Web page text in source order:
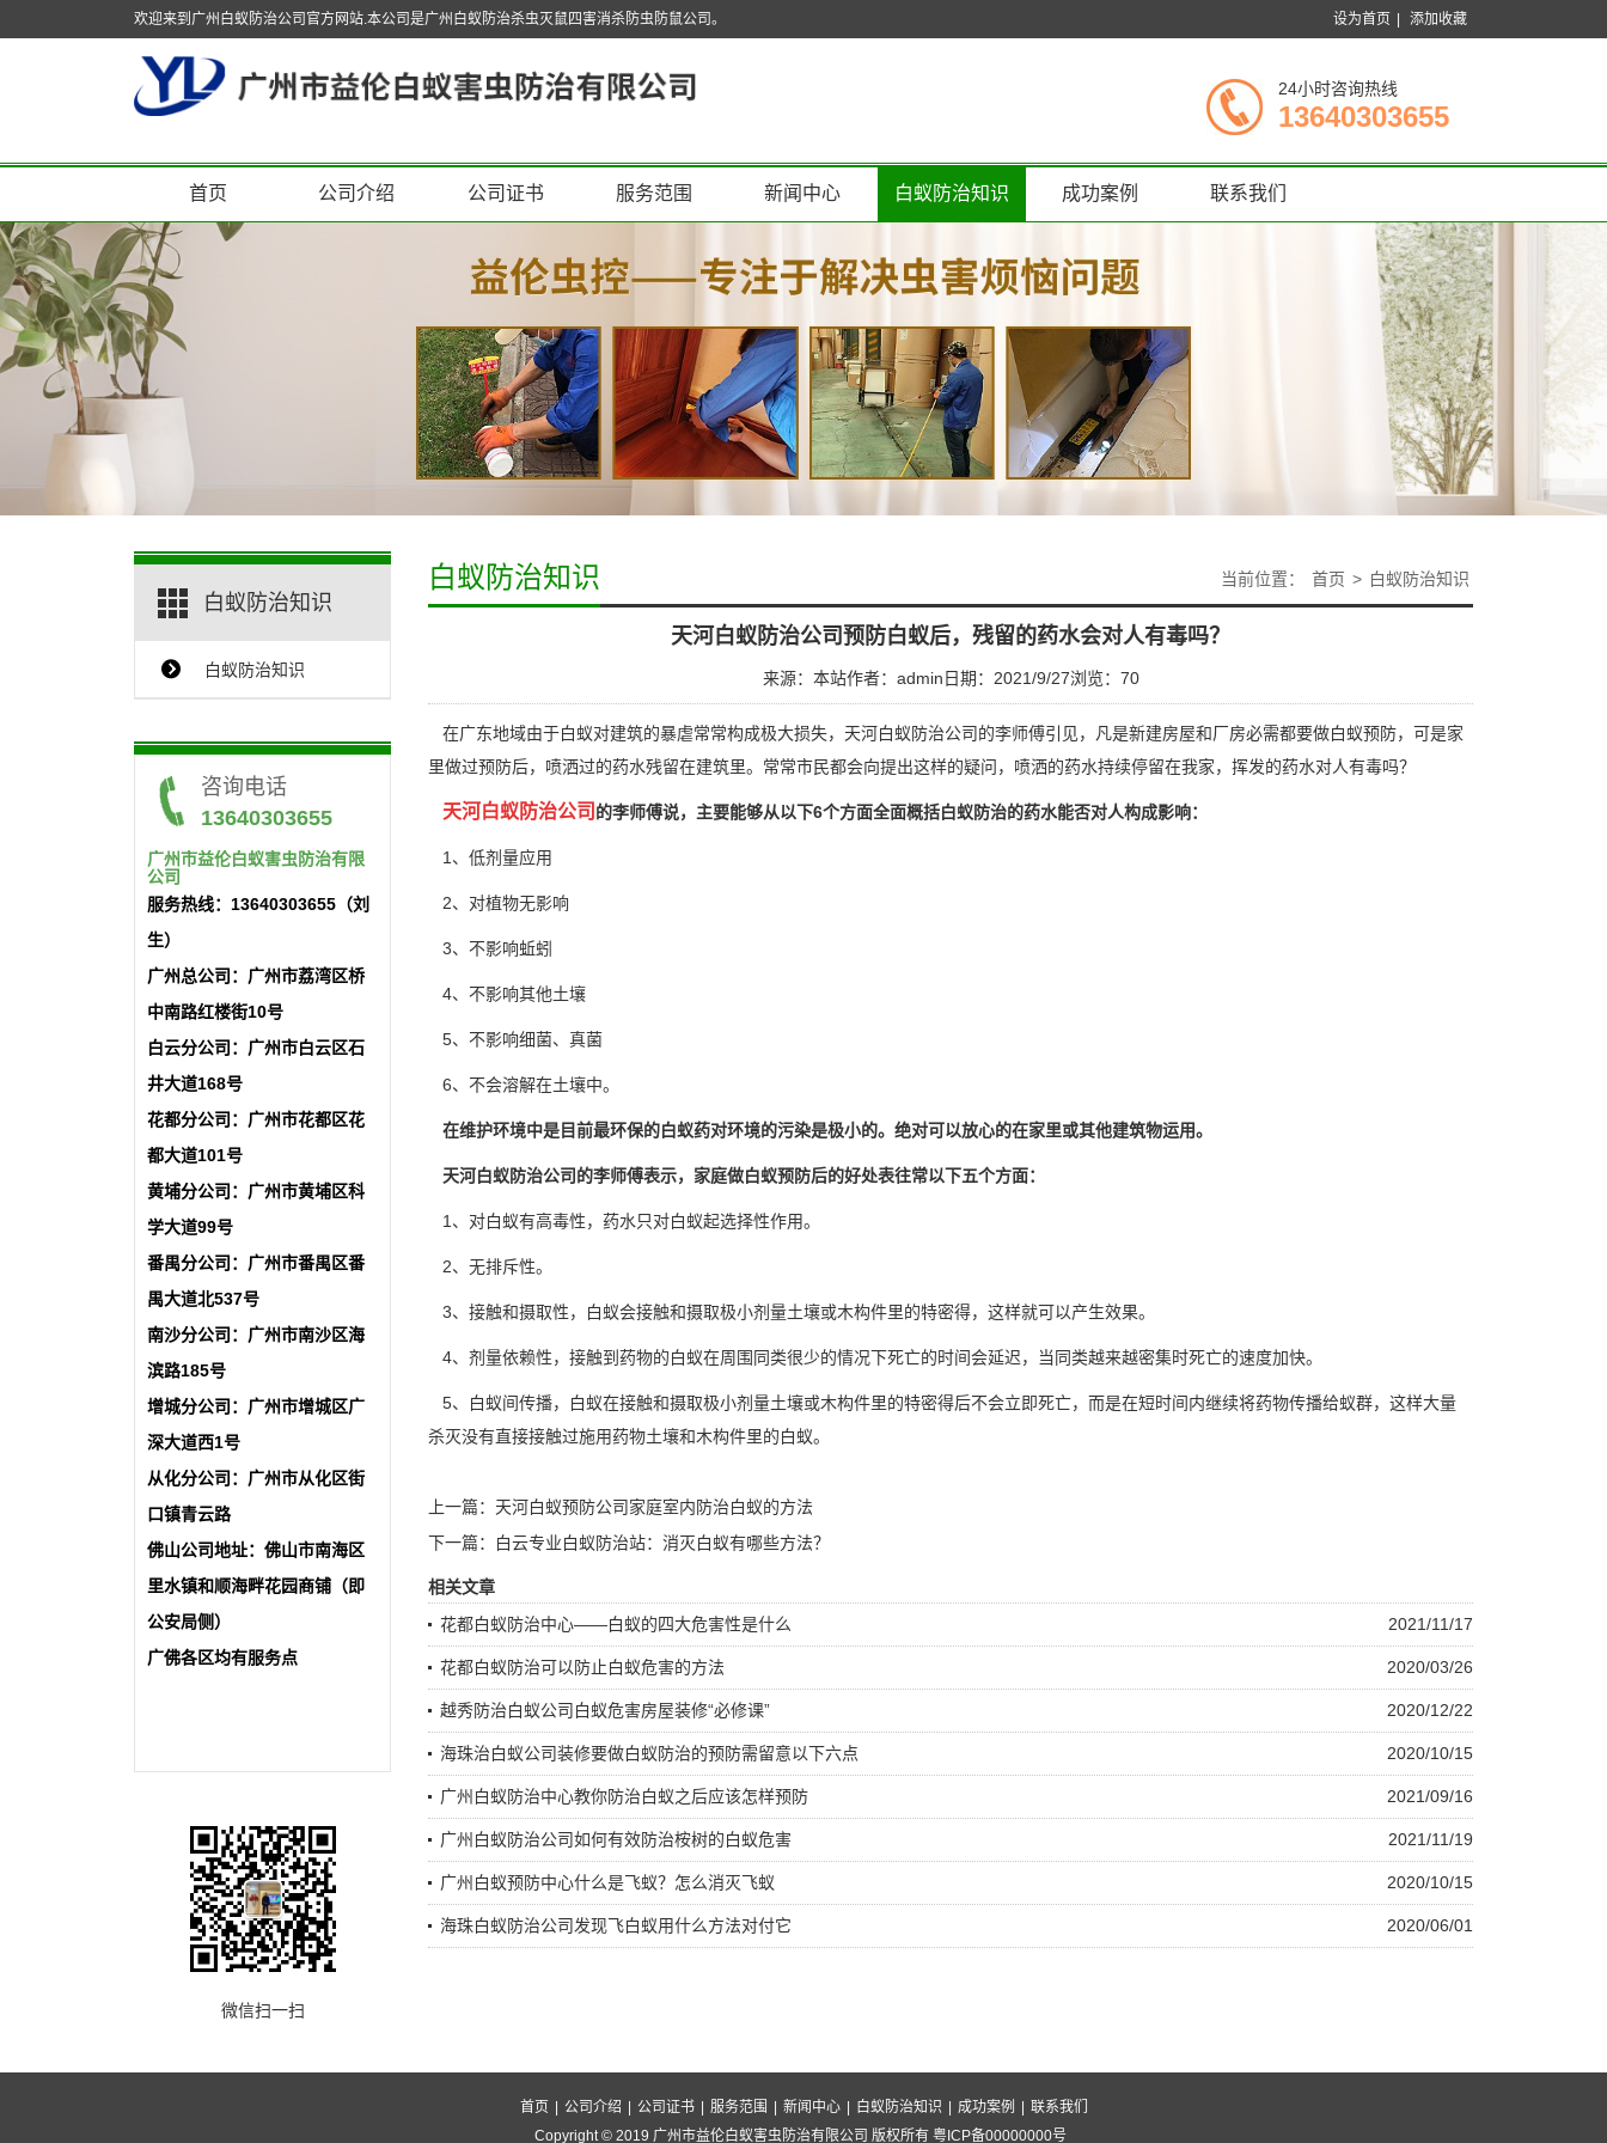
欢迎来到广州白蚁防治公司官方网站.本公司是广州白蚁防治杀虫灭鼠四害消杀防虫防鼠公司。 设为首页 添加收藏
24小时咨询热线
13640303655
首页 公司介绍 公司证书 服务范围 新闻中心 白蚁防治知识 成功案例 联系我们
白蚁防治知识
{$ClassName_en}
白蚁防治知识
咨询电话
13640303655
广州市益伦白蚁害虫防治有限
公司
服务热线：13640303655（刘
生）
广州总公司：广州市荔湾区桥
中南路红楼街10号
白云分公司：广州市白云区石
井大道168号
花都分公司：广州市花都区花
都大道101号
黄埔分公司：广州市黄埔区科
学大道99号
番禺分公司：广州市番禺区番
禺大道北537号
南沙分公司：广州市南沙区海
滨路185号
增城分公司：广州市增城区广
深大道西1号
从化分公司：广州市从化区街
口镇青云路
佛山公司地址：佛山市南海区
里水镇和顺海畔花园商铺（即
公安局侧）
广佛各区均有服务点
微信扫一扫
白蚁防治知识 当前位置： 首页 > 白蚁防治知识
天河白蚁防治公司预防白蚁后，残留的药水会对人有毒吗？
来源：本站作者：admin 日期：2021/9/27浏览： 70
在广东地域由于白蚁对建筑的暴虐常常构成极大损失，天河白蚁防治公司的李师傅引见，凡是新建房屋和厂房必需都要做白蚁预防，可是家
里做过预防后，喷洒过的药水残留在建筑里。常常市民都会向提出这样的疑问，喷洒的药水持续停留在我家，挥发的药水对人有毒吗？
天河白蚁防治公司 的李师傅说，主要能够从以下6个方面全面概括白蚁防治的药水能否对人构成影响：
1、低剂量应用
2、对植物无影响
3、不影响蚯蚓
4、不影响其他土壤
5、不影响细菌、真菌
6、不会溶解在土壤中。
在维护环境中是目前最环保的白蚁药对环境的污染是极小的。绝对可以放心的在家里或其他建筑物运用。
天河白蚁防治公司的李师傅表示，家庭做白蚁预防后的好处表往常以下五个方面：
1、对白蚁有高毒性，药水只对白蚁起选择性作用。
2、无排斥性。
3、接触和摄取性，白蚁会接触和摄取极小剂量土壤或木构件里的特密得，这样就可以产生效果。
4、剂量依赖性，接触到药物的白蚁在周围同类很少的情况下死亡的时间会延迟，当同类越来越密集时死亡的速度加快。
5、白蚁间传播，白蚁在接触和摄取极小剂量土壤或木构件里的特密得后不会立即死亡，而是在短时间内继续将药物传播给蚁群，这样大量
杀灭没有直接接触过施用药物土壤和木构件里的白蚁。
上一篇： 天河白蚁预防公司家庭室内防治白蚁的方法
下一篇： 白云专业白蚁防治站：消灭白蚁有哪些方法？
相关文章
2021/11/17
花都白蚁防治中心——白蚁的四大危害性是什么
2020/03/26
花都白蚁防治可以防止白蚁危害的方法
2020/12/22
越秀防治白蚁公司白蚁危害房屋装修“必修课”
2020/10/15
海珠治白蚁公司装修要做白蚁防治的预防需留意以下六点
2021/09/16
广州白蚁防治中心教你防治白蚁之后应该怎样预防
2021/11/19
广州白蚁防治公司如何有效防治桉树的白蚁危害
2020/10/15
广州白蚁预防中心什么是飞蚁？怎么消灭飞蚁
2020/06/01
海珠白蚁防治公司发现飞白蚁用什么方法对付它
首页 公司介绍 公司证书 服务范围 新闻中心 白蚁防治知识 成功案例
联系我们
Copyright © 2019 广州市益伦白蚁害虫防治有限公司 版权所有 粤ICP备00000000号